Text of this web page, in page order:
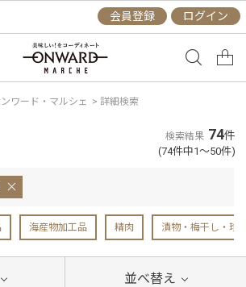
会員登録 ログイン
ワード・マルシェ > 詳細検索
検索結果 74件
(74件中1～50件)
海産物加工品 精肉 漬物・梅干し・珍
並べ替え